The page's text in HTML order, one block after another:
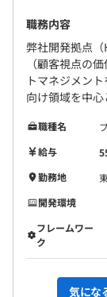
職務内容
弊社開発拠点
（顧客視点の
トマネジメン
向け領域を中
職種名
給与
勤務地
開発環境
フレームワー
ク
気にな